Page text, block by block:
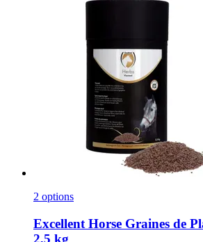
2 options
Excellent Horse Graines de
2,5 kg